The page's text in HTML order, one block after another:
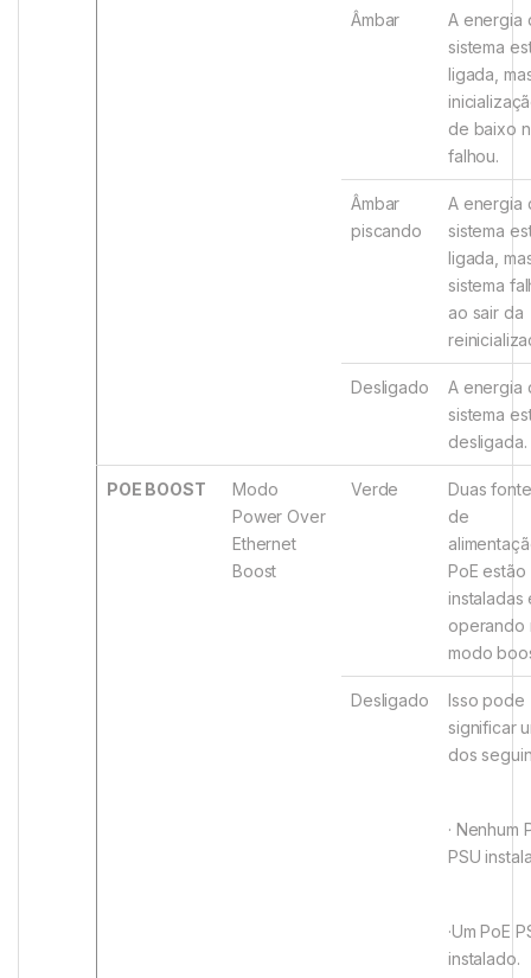
Âmbar
A energia
sistema
ligada,
de baixo
falhou.
Âmbar
piscando
A energia
sistema
ligada,
sistema
ao sair da
Desligado
A energia
sistema
desligada.
POE BOOST
Modo
Power Over
Ethernet
Boost
Verde
Duas
de
PoE estão
instaladas
operando
modo
Desligado
Isso pode
significar
dos
· Nenhum
PSU
·Um PoE
instalado.